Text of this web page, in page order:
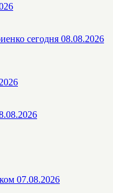
сегодня 08.08.2026
07.08.2026